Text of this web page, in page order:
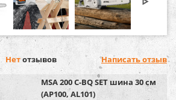
Нетотзывов Написать отзыв
MSA 200 C-BQ SET шина 30 см
(AP100, AL101)